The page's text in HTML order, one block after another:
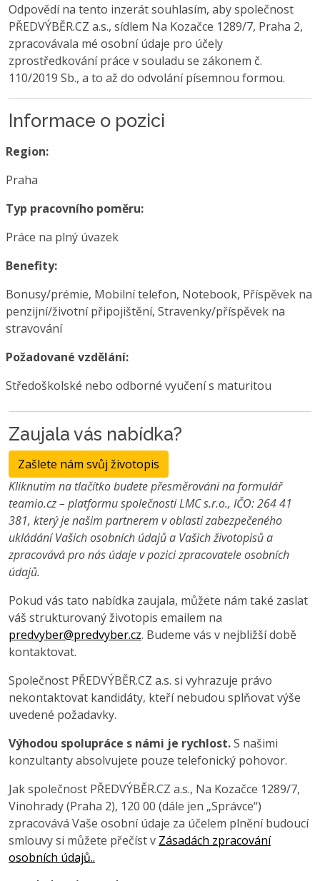
Odpovědí na tento inzerát souhlasím, aby společnost
PŘEDVÝBĚR.CZ a.s., sídlem Na Kozačce 1289/7, Praha 2,
zpracovávala mé osobní údaje pro účely
zprostředkování práce v souladu se zákonem č.
110/2019 Sb., a to až do odvolání písemnou formou.
Informace o pozici
Region:
Praha
Typ pracovního poměru:
Práce na plný úvazek
Benefity:
Bonusy/prémie, Mobilní telefon, Notebook, Příspěvek na
penzijní/životní připojištění, Stravenky/příspěvek na
stravování
Požadované vzdělání:
Středoškolské nebo odborné vyučení s maturitou
Zaujala vás nabídka?
Zašlete nám svůj životopis
Kliknutím na tlačítko budete přesměrováni na formulář
teamio.cz – platformu společnosti LMC s.r.o., IČO: 264 41
381, který je našim partnerem v oblasti zabezpečeného
ukládání Vašich osobních údajů a Vašich životopisů a
zpracovává pro nás údaje v pozici zpracovatele osobních
údajů.
Pokud vás tato nabídka zaujala, můžete nám také zaslat
váš strukturovaný životopis emailem na
predvyber@predvyber.cz. Budeme vás v nejbližší době
kontaktovat.
Společnost PŘEDVÝBĚR.CZ a.s. si vyhrazuje právo
nekontaktovat kandidáty, kteří nebudou splňovat výše
uvedené požadavky.
Výhodou spolupráce s námi je rychlost.S našimi
konzultanty absolvujete pouze telefonický pohovor.
Jak společnost PŘEDVÝBĚR.CZ a.s., Na Kozačce 1289/7,
Vinohrady (Praha 2), 120 00 (dále jen „Správce“)
zpracovává Vaše osobní údaje za účelem plnění budoucí
smlouvy si můžete přečíst v Zásadách zpracování
osobních údajů..